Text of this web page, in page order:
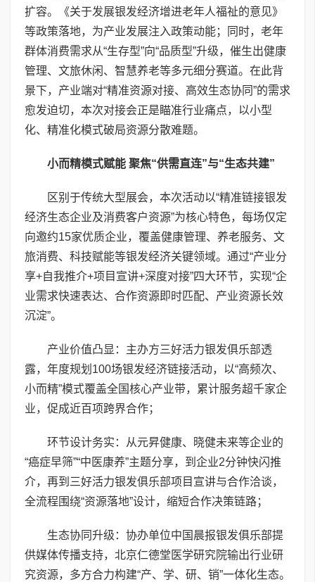
扩容。《关于发展银发经济增进老年人福祉的意见》
等政策落地，为产业发展注入政策动能；同时，老年
群体消费需求从“生存型”向“品质型”升级，催生出健康
管理、文旅休闲、智慧养老等多元细分赛道。在此背
景下，产业端对“精准资源对接、高效生态协同”的需求
愈发迫切，本次对接会正是瞄准行业痛点，以小型
化、精准化模式破局资源分散难题。
小而精模式赋能 聚焦“供需直连”与“生态共建”
区别于传统大型展会，本次活动以“精准链接银发
经济生态企业及消费客户资源”为核心特色，每场仅定
向邀约15家优质企业，覆盖健康管理、养老服务、文
旅消费、科技赋能等银发经济关键领域。通过“产业分
享+自我推介+项目宣讲+深度对接”四大环节，实现“企
业需求快速表达、合作资源即时匹配、产业资源长效
沉淀”。
产业价值凸显：主办方三好活力银发俱乐部透
露，年度规划100场银发经济链接活动，以“高频次、
小而精”模式覆盖全国核心产业带，累计服务超千家企
业，促成近百项跨界合作；
环节设计务实：从元昇健康、晓健未来等企业的
“癌症早筛”“中医康养”主题分享，到企业2分钟快闪推
介，再到三好活力银发俱乐部项目宣讲与合作洽谈，
全流程围绕“资源落地”设计，缩短合作决策链路；
生态协同升级：协办单位中国晨报银发俱乐部提
供媒体传播支持，北京仁德堂医学研究院输出行业研
究资源，多方合力构建“产、学、研、销”一体化生态。